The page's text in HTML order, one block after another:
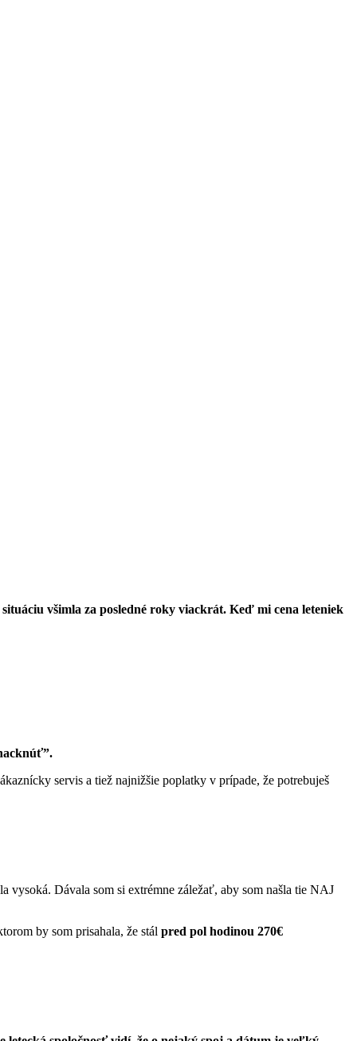
všimla za posledné roky viackrát. Keď mi cena leteniek
servis a tiež najnižšie poplatky v prípade, že potrebuješ
vysoká. Dávala som si extrémne záležať, aby som našla tie NAJ
by som prisahala, že stál pred pol hodinou 270€